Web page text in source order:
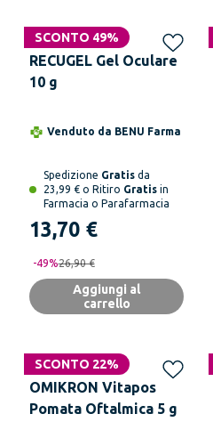
SCONTO 49%
RECUGEL Gel Oculare
10 g
Venduto da BENU Farma
Spedizione Gratis da
23,99 € o Ritiro Gratis in
Farmacia o Parafarmacia
13,70 €
-49%26,90 €
Aggiungi al
carrello
SCONTO 22%
OMIKRON Vitapos
Pomata Oftalmica 5 g